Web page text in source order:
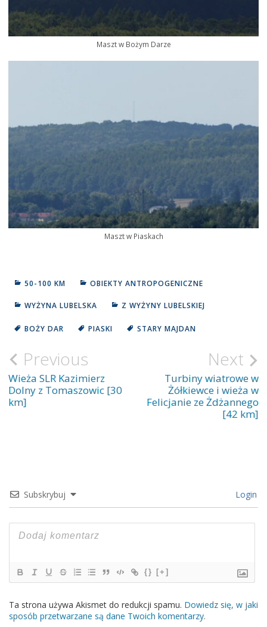
Maszt w Bożym Darze
Maszt w Piaskach
50-100 KM OBIEKTY ANTROPOGENICZNE
WYŻYNA LUBELSKA Z WYŻYNY LUBELSKIEJ
BOŻY DAR PIASKI STARY MAJDAN
Nawigacja
wpisu
Previous
Wieża SLR Kazimierz
Dolny z Tomaszowic [30
km]
Next
Turbiny wiatrowe w
Żółkiewce i wieża w
Felicjanie ze Żdżannego
[42 km]
Subskrybuj Login
{} [+]
Ta strona używa Akismet do redukcji spamu. Dowiedz się, w jaki
sposób przetwarzane są dane Twoich komentarzy.